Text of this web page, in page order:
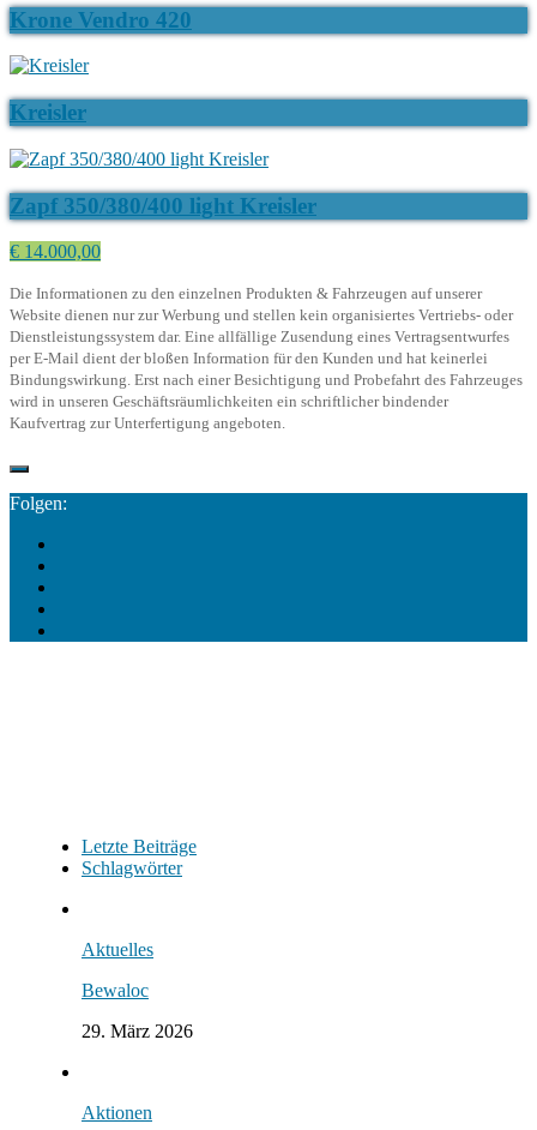
Krone Vendro 420
Kreisler
Zapf 350/380/400 light Kreisler
€ 14.000,00
Die Informationen zu den einzelnen Produkten & Fahrzeugen auf unserer
Website dienen nur zur Werbung und stellen kein organisiertes Vertriebs- oder
Dienstleistungssystem dar. Eine allfällige Zusendung eines Vertragsentwurfes
per E-Mail dient der bloßen Information für den Kunden und hat keinerlei
Bindungswirkung. Erst nach einer Besichtigung und Probefahrt des Fahrzeuges
wird in unseren Geschäftsräumlichkeiten ein schriftlicher bindender
Kaufvertrag zur Unterfertigung angeboten.
Folgen:
Letzte Beiträge
Schlagwörter
Aktuelles
Bewaloc
29. März 2026
Aktionen